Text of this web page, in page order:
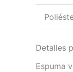
Detalles
Espuma